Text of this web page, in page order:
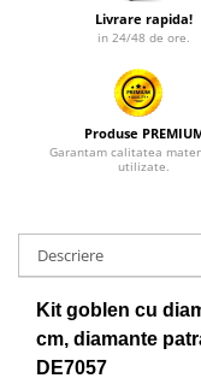
Livrare rapida!
in 24/48 de ore.
Produse
Garantam calitatea
utilizate.
Descriere
Kit goblen cu
cm, diamante
DE7057